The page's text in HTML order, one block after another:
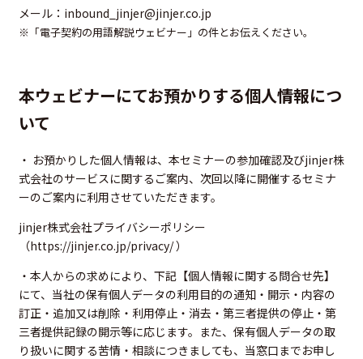
メール： inbound_jinjer@jinjer.co.jp
※「電子契約の用語解説ウェビナー」の件とお伝えください。
本ウェビナーにてお預かりする個人情報につ
いて
・ お預かりした個人情報は、本セミナーの参加確認及びjinjer株
式会社のサービスに関するご案内、次回以降に開催するセミナ
ーのご案内に利用させていただきます。
jinjer株式会社プライバシーポリシー
（https://jinjer.co.jp/privacy/）
・本人からの求めにより、下記【個人情報に関する問合せ先】
にて、当社の保有個人データの利用目的の通知・開示・内容の
訂正・追加又は削除・利用停止・消去・第三者提供の停止・第
三者提供記録の開示等に応じます。また、保有個人データの取
り扱いに関する苦情・相談につきましても、当窓口までお申し